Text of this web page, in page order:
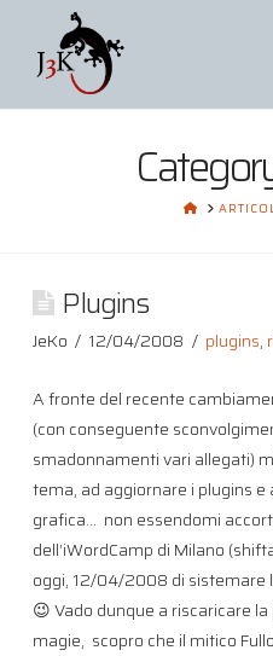
HOME
Plugins
JeKo 12/04/2008 plugins,
A fronte del recente
(con conseguente
smadonnamenti vari allegati)
tema, ad aggiornare i plugins
grafica… non essendomi
dell’iWordCamp di Milano
oggi, 12/04/2008 di sistemare
😉 Vado dunque a riscaricare
magie, scopro che il mitico